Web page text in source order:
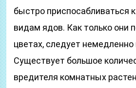
быстро приспосабливаться
видам ядов. Как только они
цветах, следует немедленно
Существует большое
вредителя комнатных